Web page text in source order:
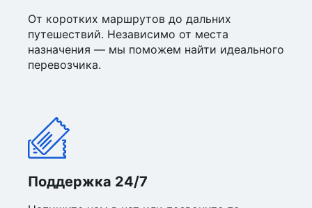
От коротких маршрутов до дальних
путешествий. Независимо от места
назначения — мы поможем найти идеального
перевозчика.
Поддержка 24/7